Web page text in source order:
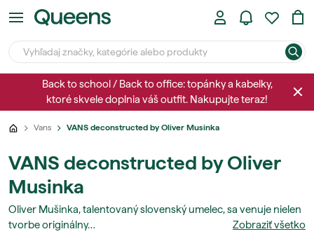
Back to school / Back to office: topánky a kabelky,
ktoré skvele doplnia váš outfit. Nakupujte teraz!
Vans VANS deconstructed by Oliver Musinka
VANS deconstructed by Oliver
Musinka
Oliver Mušinka, talentovaný slovenský umelec, sa venuje nielen
tvorbe originálny…
Zobraziť všetko